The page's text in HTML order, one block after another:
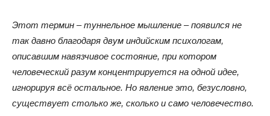
Этот термин – туннельное мышление – появился не
так давно благодаря двум индийским психологам,
описавшим навязчивое состояние, при котором
человеческий разум концентрируется на одной идее,
игнорируя всё остальное. Но явление это, безусловно,
существует столько же, сколько и само человечество.